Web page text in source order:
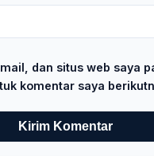
dan situs web saya
komentar saya